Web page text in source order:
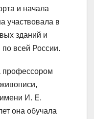
и начала
участвовала в
зданий и
по всей России.
профессором
имени И. Е.
она обучала